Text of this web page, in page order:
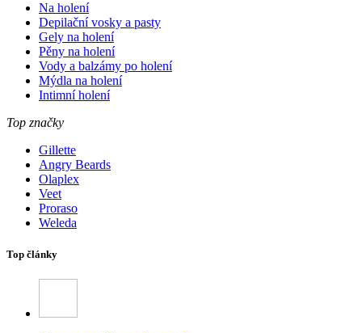
Na holení
Depilační vosky a pasty
Gely na holení
Pěny na holení
Vody a balzámy po holení
Mýdla na holení
Intimní holení
Top značky
Gillette
Angry Beards
Olaplex
Veet
Proraso
Weleda
Top články